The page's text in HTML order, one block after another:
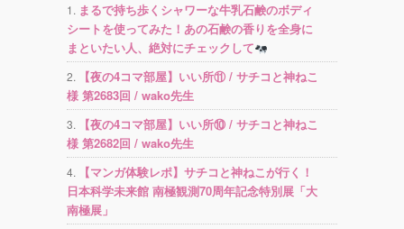
まるで持ち歩くシャワーな牛乳石鹸のボディ
シートを使ってみた！あの石鹸の香りを全身に
まといたい人、絶対にチェックして
【夜の4コマ部屋】いい所⑪ / サチコと神ねこ
様 第2683回 / wako先生
【夜の4コマ部屋】いい所⑩ / サチコと神ねこ
様 第2682回 / wako先生
【マンガ体験レポ】サチコと神ねこが行く！
日本科学未来館 南極観測70周年記念特別展「大
南極展」